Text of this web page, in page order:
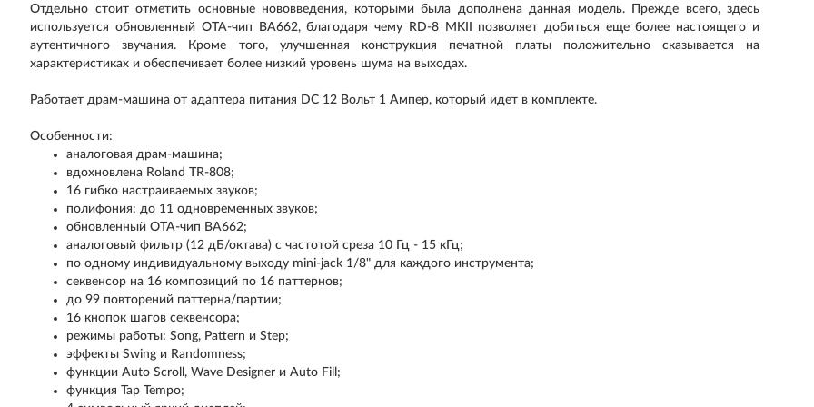
Отдельно стоит отметить основные нововведения, которыми была дополнена данная модель. Прежде всего, здесь
используется обновленный ОТА-чип BA662, благодаря чему RD-8 MKII позволяет добиться еще более настоящего и
аутентичного звучания. Кроме того, улучшенная конструкция печатной платы положительно сказывается на
характеристиках и обеспечивает более низкий уровень шума на выходах.
Работает драм-машина от адаптера питания DC 12 Вольт 1 Ампер, который идет в комплекте.
Особенности:
аналоговая драм-машина;
вдохновлена Roland TR-808;
16 гибко настраиваемых звуков;
полифония: до 11 одновременных звуков;
обновленный ОТА-чип BA662;
аналоговый фильтр (12 дБ/октава) с частотой среза 10 Гц - 15 кГц;
по одному индивидуальному выходу mini-jack 1/8" для каждого инструмента;
секвенсор на 16 композиций по 16 паттернов;
до 99 повторений паттерна/партии;
16 кнопок шагов секвенсора;
режимы работы: Song, Pattern и Step;
эффекты Swing и Randomness;
функции Auto Scroll, Wave Designer и Auto Fill;
функция Tap Tempo;